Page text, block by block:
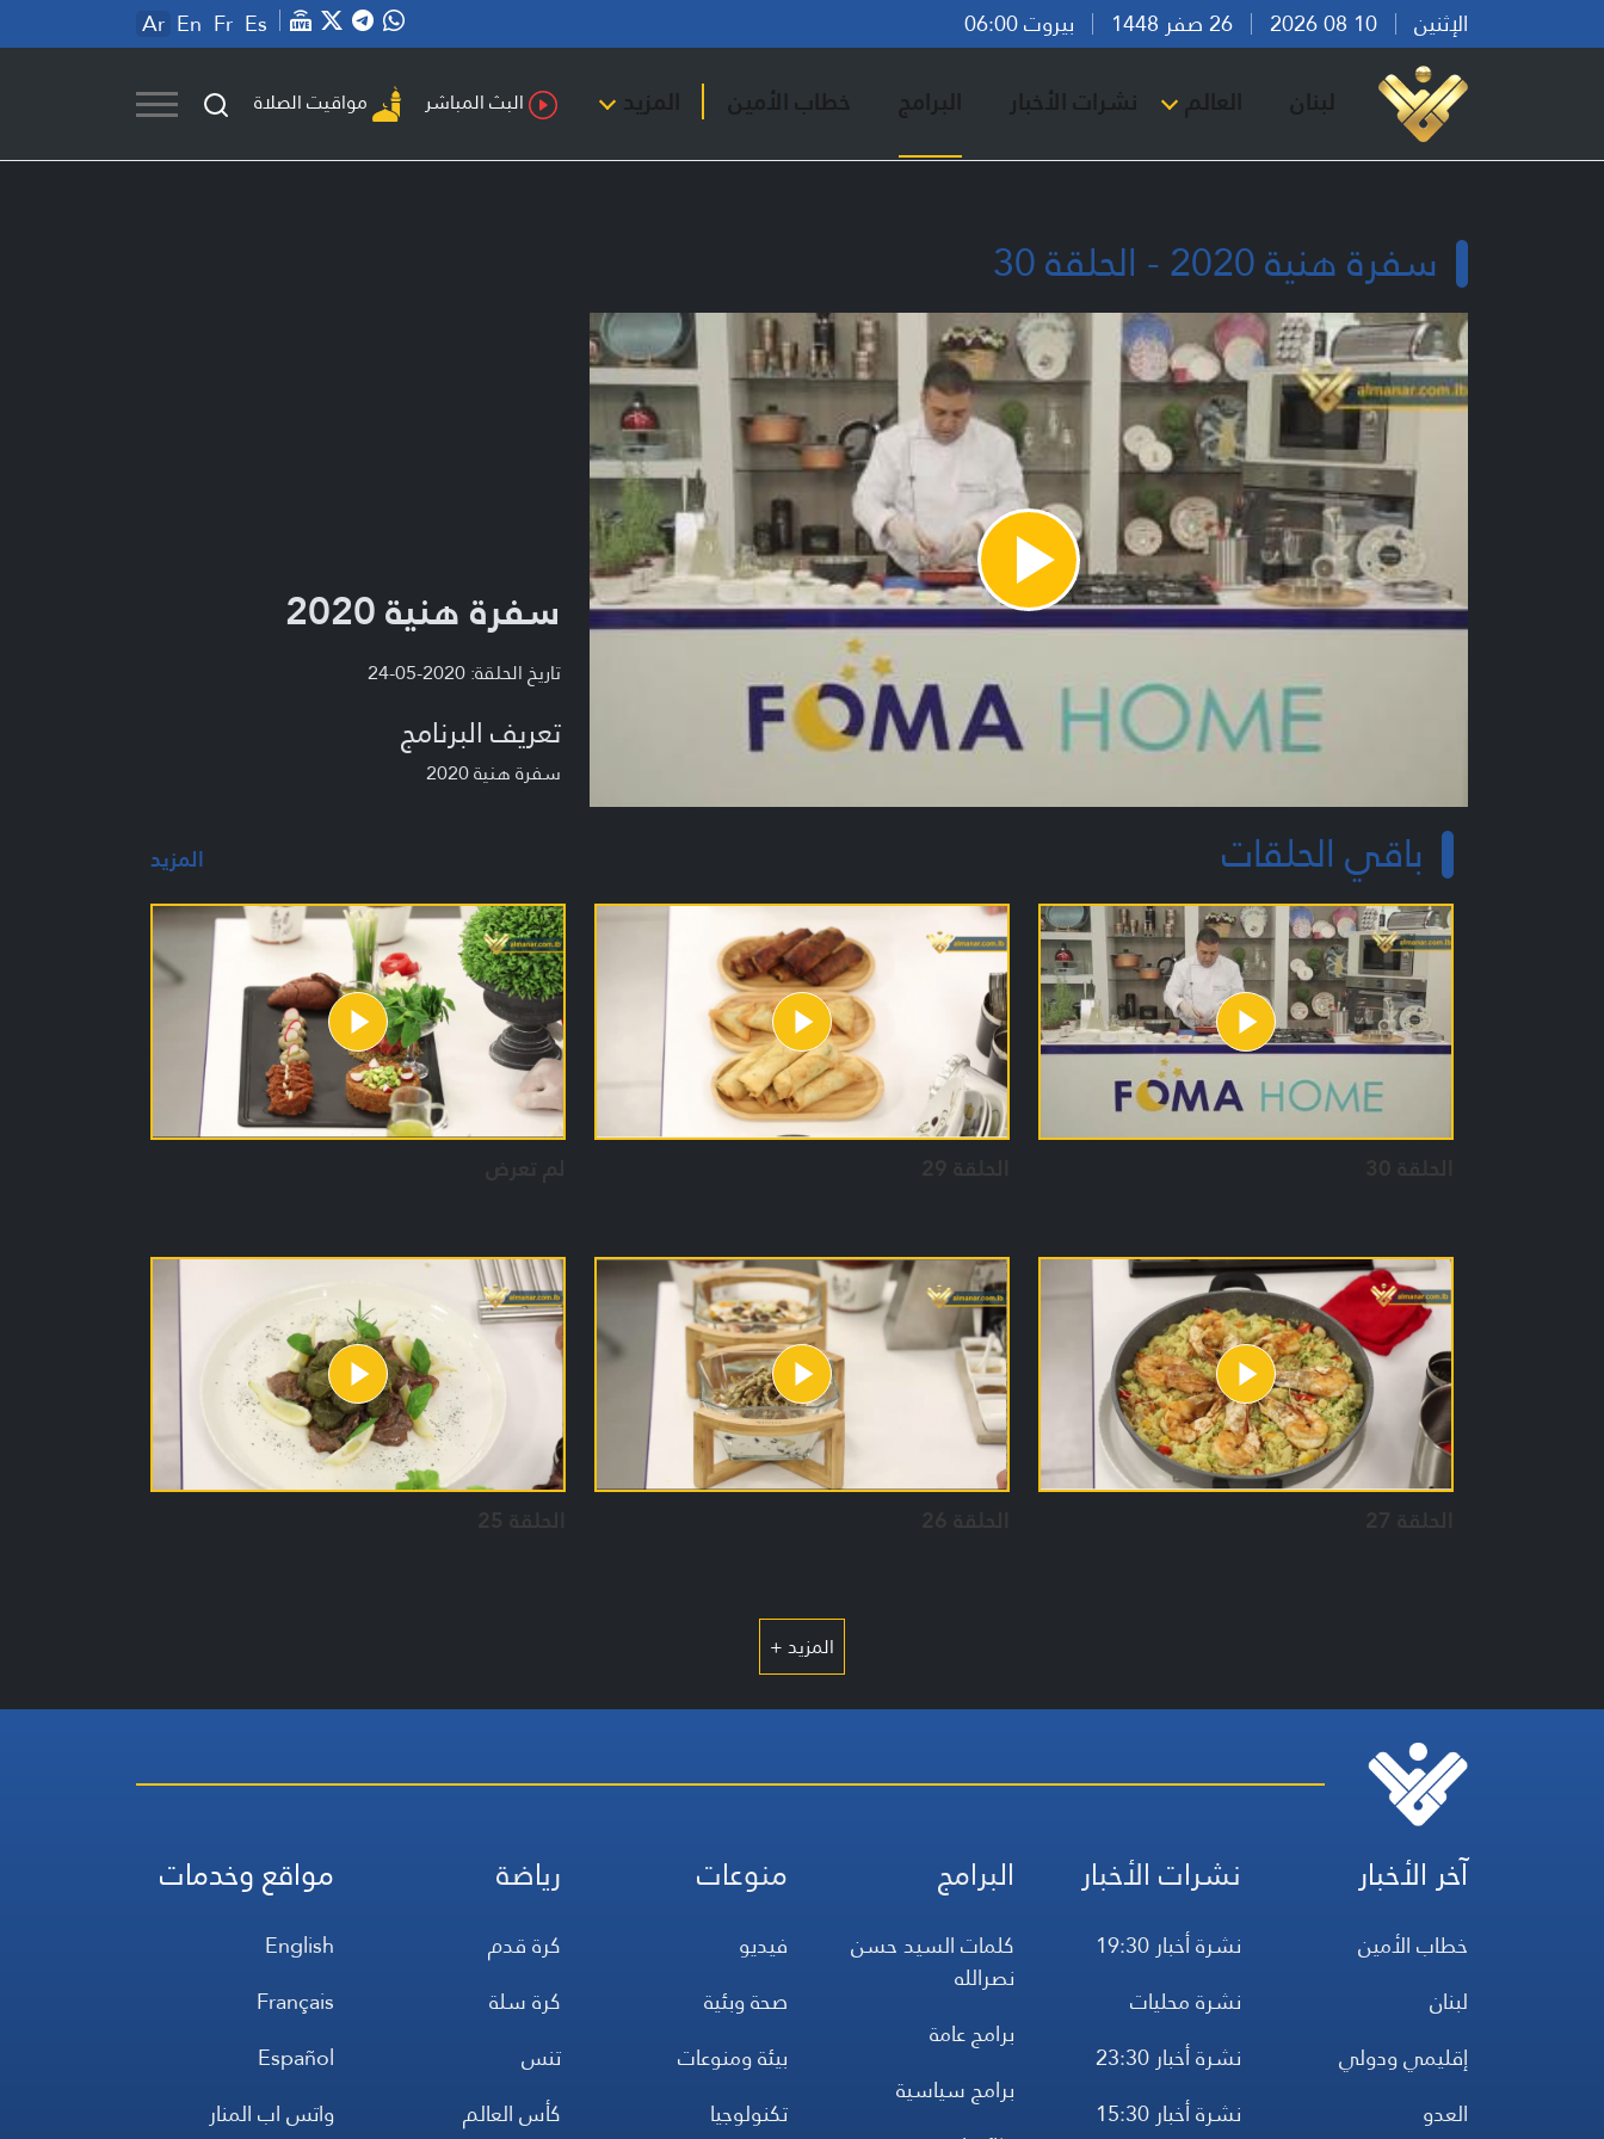
الإثنين بيروت 06:00 Ar En Fr Es
لبنان العالم نشرات الأخبار البرامج خطاب الأمين المزيد البث المباشر مواقيت الصلاة
سفرة هنية 2020 - الحلقة 30
Play
Video
سفرة هنية 2020
تاريخ الحلقة: 2020-05-24
تعريف البرنامج
سفرة هنية 2020
باقي الحلقات المزيد
الحلقة 30 الحلقة 29 لم تعرض
الحلقة 27 الحلقة 26 الحلقة 25
المزيد +
آخر الأخبار
خطاب الأمين
لبنان
إقليمي ودولي
العدو
نشرات الأخبار
نشرة أخبار 19:30
نشرة محليات
نشرة أخبار 23:30
نشرة أخبار 15:30
البرامج
كلمات السيد حسن
نصرالله
برامج عامة
برامج سياسية
منوعات
فيديو
صحة وبئية
بيئة ومنوعات
تكنولوجيا
رياضة
كرة قدم
كرة سلة
تنس
كأس العالم
مواقع وخدمات
English
Français
Español
واتس اب المنار